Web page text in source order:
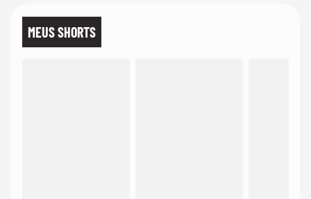
MEUS SHORTS